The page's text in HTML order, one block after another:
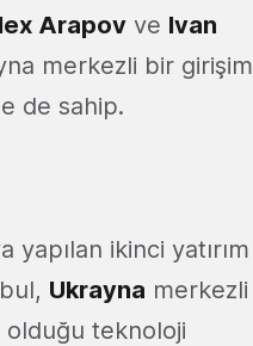
Arapov ve Ivan
merkezli bir girişim
de sahip.
yapılan ikinci yatırım
Ukrayna merkezli
olduğu teknoloji